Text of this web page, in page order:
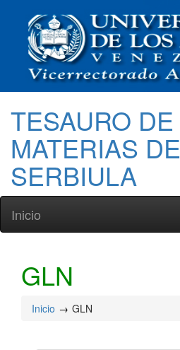
TESAURO DE
MATERIAS DE
SERBIULA
Inicio
GLN
Inicio GLN